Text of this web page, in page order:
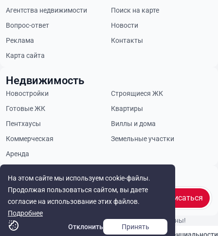
На этом сайте мы используем cookie-файлы.
Продолжая пользоваться сайтом, вы даете
согласие на использование этих файлов.
Подробнее
Отклонить
Принять
Будьте в курсе
Подписаться
Агентства недвижимости
Поиск на карте
Вопрос-ответ
Новости
Реклама
Контакты
Карта сайта
Недвижимость
Новостройки
Строящиеся ЖК
Готовые ЖК
Квартиры
Пентхаусы
Виллы и дома
Коммерческая
Земельные участки
Аренда
© Cyprus Realestate 2026. Все права защищены!